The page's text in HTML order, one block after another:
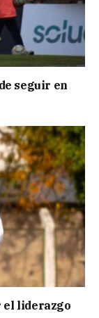
seguir en
el liderazgo